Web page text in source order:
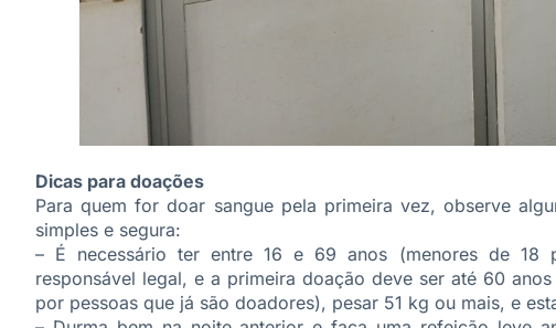
Dicas para doações
Para quem for doar sangue pela primeira vez, observe
simples e segura:
– É necessário ter entre 16 e 69 anos (menores de 18
responsável legal, e a primeira doação deve ser até 60
por pessoas que já são doadores), pesar 51 kg ou mais, e